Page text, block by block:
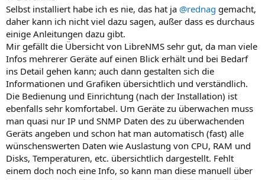
Selbst installiert habe ich es nie, das hat ja @rednag gemacht,
daher kann ich nicht viel dazu sagen, außer dass es durchaus
einige Anleitungen dazu gibt.
Mir gefällt die Übersicht von LibreNMS sehr gut, da man viele
Infos mehrerer Geräte auf einen Blick erhält und bei Bedarf
ins Detail gehen kann; auch dann gestalten sich die
Informationen und Grafiken übersichtlich und verständlich.
Die Bedienung und Einrichtung (nach der Installation) ist
ebenfalls sehr komfortabel. Um Geräte zu überwachen muss
man quasi nur IP und SNMP Daten des zu überwachenden
Geräts angeben und schon hat man automatisch (fast) alle
wünschenswerten Daten wie Auslastung von CPU, RAM und
Disks, Temperaturen, etc. übersichtlich dargestellt. Fehlt
einem doch noch eine Info, so kann man diese manuell über